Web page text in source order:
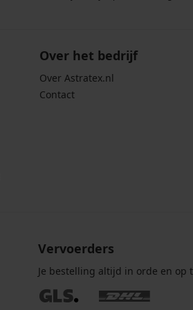
Over het bedrijf
Over Astratex.nl
Contact
Vervoerders
Je bestelling altijd in orde en op